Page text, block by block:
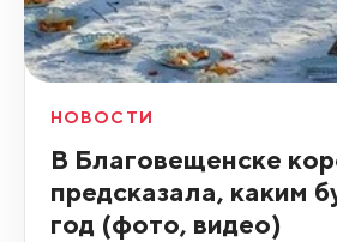
НОВОСТИ
В Благовещенске
предсказала, каким
год (фото, видео)